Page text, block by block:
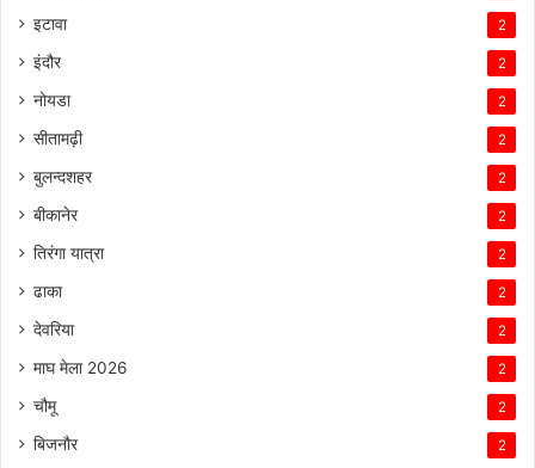
इटावा 2
इंदौर 2
नोयडा 2
सीतामढ़ी 2
बुलन्दशहर 2
बीकानेर 2
तिरंगा यात्रा 2
ढाका 2
देवरिया 2
माघ मेला 2026 2
चौमू 2
बिजनौर 2